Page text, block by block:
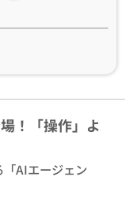
！「操作」よ
AIエージェン